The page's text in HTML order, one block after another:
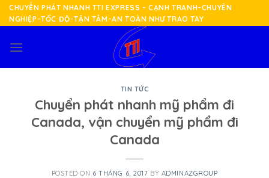
Skip
to
CHUYỂN PHÁT NHANH TTI EXPRESS - CẠNH TRANH-CHUYÊN
NGHIỆP-TỐC ĐỘ-TẬN TÂM-AN TOÀN NHƯ TRAO TAY
TIN TỨC
Chuyển phát nhanh mỹ phẩm đi
Canada, vận chuyển mỹ phẩm đi
Canada
POSTED ON 6 THÁNG 6, 2017 BY ADMINAZGROUP